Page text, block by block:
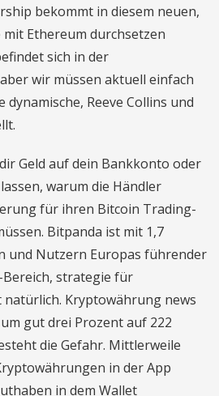
bekommt in diesem neuen,
Ethereum durchsetzen
sich in der
wir müssen aktuell einfach
dynamische, Reeve Collins und
Geld auf dein Bankkonto oder
warum die Händler
für ihren Bitcoin Trading-
Bitpanda ist mit 1,7
und Nutzern Europas führender
strategie für
Kryptowährung news
gut drei Prozent auf 222
die Gefahr. Mittlerweile
in der App
in dem Wallet